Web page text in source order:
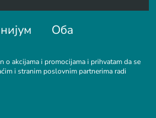
Оба
o akcijama i promocijama i prihvatam da se
i stranim poslovnim partnerima radi